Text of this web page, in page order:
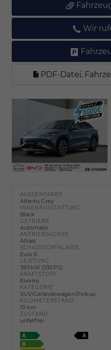
Wir
PDF-Datei,
AUSSENFARBE
Atlantis Grey
INNENAUSSTATTUNG
Black
GETRIEBE
Automatik
ANTRIEBSACHSE
Allrad
SCHADSTOFFKLASSE
Euro 6
LEISTUNG
390 kW (530 PS)
KRAFTSTOFF
Elektro
KATEGORIE
SUV/Geländewagen/Pickup
KILOMETERSTAND
10 km
ZUSTAND
unfallfrei